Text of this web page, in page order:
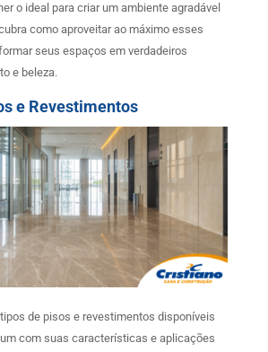
o ideal para criar um ambiente agradável
como aproveitar ao máximo esses
seus espaços em verdadeiros
e beleza.
e Revestimentos
de pisos e revestimentos disponíveis
com suas características e aplicações